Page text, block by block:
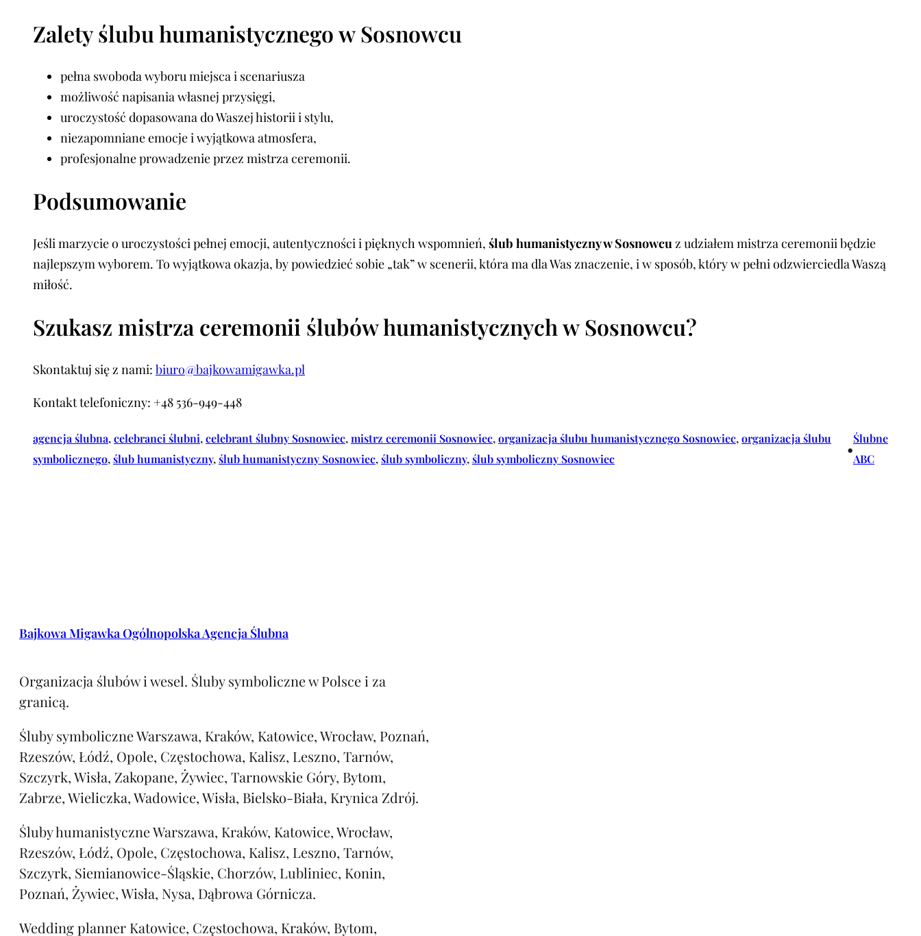
Zalety ślubu humanistycznego w Sosnowcu
pełna swoboda wyboru miejsca i scenariusza
możliwość napisania własnej przysięgi,
uroczystość dopasowana do Waszej historii i stylu,
niezapomniane emocje i wyjątkowa atmosfera,
profesjonalne prowadzenie przez mistrza ceremonii.
Podsumowanie
Jeśli marzycie o uroczystości pełnej emocji, autentyczności i pięknych wspomnień, ślub humanistyczny w Sosnowcu z udziałem mistrza ceremonii będzie
najlepszym wyborem. To wyjątkowa okazja, by powiedzieć sobie „tak” w scenerii, która ma dla Was znaczenie, i w sposób, który w pełni odzwierciedla Waszą
miłość.
Szukasz mistrza ceremonii ślubów humanistycznych w Sosnowcu?
Skontaktuj się z nami: biuro@bajkowamigawka.pl
Kontakt telefoniczny: +48 536-949-448
agencja ślubna, celebranci ślubni, celebrant ślubny Sosnowiec, mistrz ceremonii Sosnowiec, organizacja ślubu humanistycznego Sosnowiec, organizacja ślubu
symbolicznego, ślub humanistyczny, ślub humanistyczny Sosnowiec, ślub symboliczny, ślub symboliczny Sosnowiec
•
Ślubne
ABC
Bajkowa Migawka Ogólnopolska Agencja Ślubna
Organizacja ślubów i wesel. Śluby symboliczne w Polsce i za
granicą.
Śluby symboliczne Warszawa, Kraków, Katowice, Wrocław, Poznań,
Rzeszów, Łódź, Opole, Częstochowa, Kalisz, Leszno, Tarnów,
Szczyrk, Wisła, Zakopane, Żywiec, Tarnowskie Góry, Bytom,
Zabrze, Wieliczka, Wadowice, Wisła, Bielsko-Biała, Krynica Zdrój.
Śluby humanistyczne Warszawa, Kraków, Katowice, Wrocław,
Rzeszów, Łódź, Opole, Częstochowa, Kalisz, Leszno, Tarnów,
Szczyrk, Siemianowice-Śląskie, Chorzów, Lubliniec, Konin,
Poznań, Żywiec, Wisła, Nysa, Dąbrowa Górnicza.
Wedding planner Katowice, Częstochowa, Kraków, Bytom,